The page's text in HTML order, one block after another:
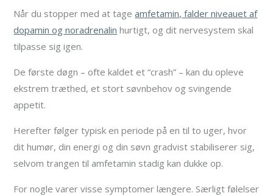
Når du stopper med at tageamfetamin, falder niveauet af
dopamin og noradrenalin hurtigt, og dit nervesystem skal
tilpasse sig igen.
De første døgn – ofte kaldet et “crash” – kan du opleve
ekstrem træthed, et stort søvnbehov og svingende
appetit.
Herefter følger typisk en periode på en til to uger, hvor
dit humør, din energi og din søvn gradvist stabiliserer sig,
selvom trangen til amfetamin stadig kan dukke op.
For nogle varer visse symptomer længere. Særligt følelser